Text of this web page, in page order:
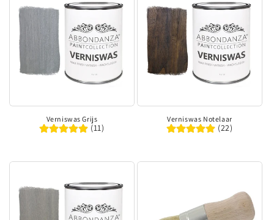
Verniswas Grijs
(11)
Verniswas Notelaar
(22)